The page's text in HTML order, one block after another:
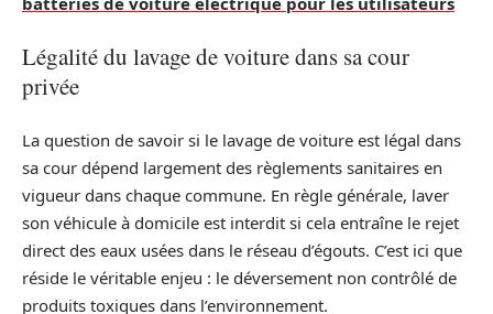
Légalité du lavage de voiture dans sa cour
privée
La question de savoir si le lavage de voiture est légal dans
sa cour dépend largement des règlements sanitaires en
vigueur dans chaque commune. En règle générale, laver
son véhicule à domicile est interdit si cela entraîne le rejet
direct des eaux usées dans le réseau d’égouts. C’est ici que
réside le véritable enjeu : le déversement non contrôlé de
produits toxiques dans l’environnement.